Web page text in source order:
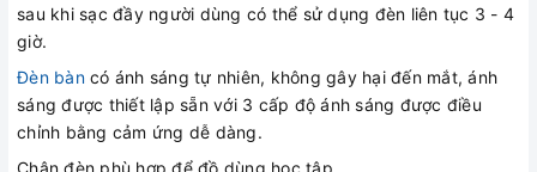
sau khi sạc đầy người dùng có thể sử dụng đèn liên tục 3 - 4
giờ.
Đèn bàncó ánh sáng tự nhiên, không gây hại đến mắt, ánh
sáng được thiết lập sẵn với 3 cấp độ ánh sáng được điều
chỉnh bằng cảm ứng dễ dàng.
Chân đèn phù hợp để đồ dùng học tập